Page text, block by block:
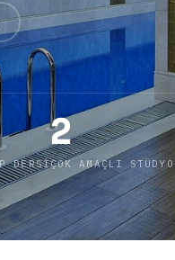
DERSI
2
ÇOK AMAÇLI STÜDYO